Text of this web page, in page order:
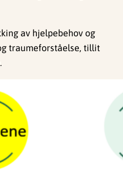
av hjelpebehov og
traumeforståelse, tillit